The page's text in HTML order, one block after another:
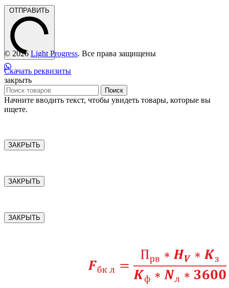
ОТПРАВИТЬ
© 2026 Light Progress. Все права защищены
Скачать реквизиты
закрыть
Поиск
Начните вводить текст, чтобы увидеть товары, которые вы
ищете.
ЗАКРЫТЬ
ЗАКРЫТЬ
ЗАКРЫТЬ